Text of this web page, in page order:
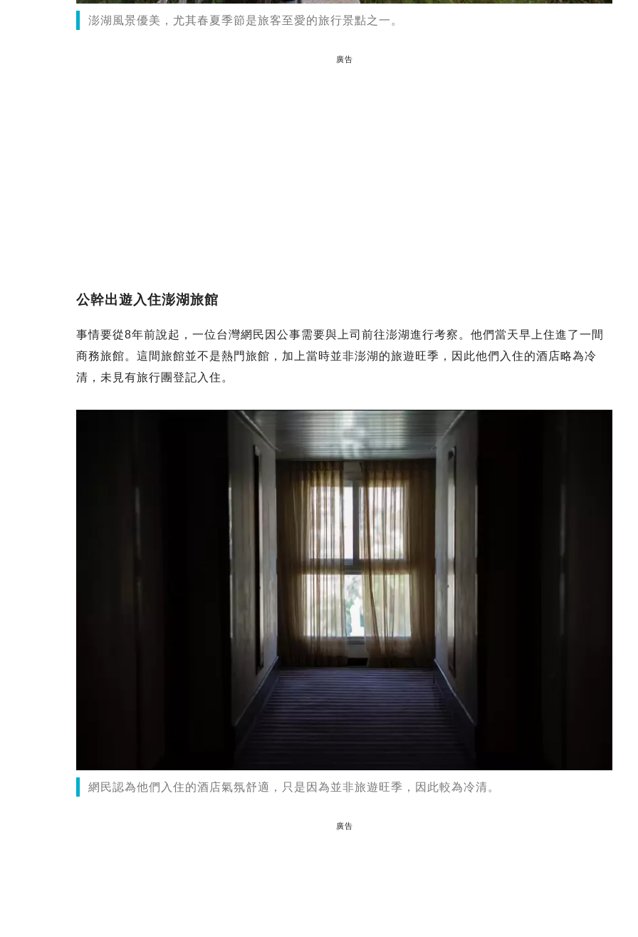
澎湖風景優美，尤其春夏季節是旅客至愛的旅行景點之一。
廣告
公幹出遊入住澎湖旅館
事情要從8年前說起，一位台灣網民因公事需要與上司前往澎湖進行考察。他們當天早上住進了一間
商務旅館。這間旅館並不是熱門旅館，加上當時並非澎湖的旅遊旺季，因此他們入住的酒店略為冷
清，未見有旅行團登記入住。
網民認為他們入住的酒店氣氛舒適，只是因為並非旅遊旺季，因此較為冷清。
廣告